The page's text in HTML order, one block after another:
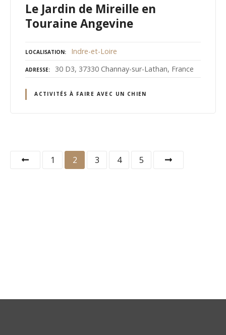
Le Jardin de Mireille en
Touraine Angevine
LOCALISATION Indre-et-Loire
ADRESSE 30 D3, 37330 Channay-sur-Lathan, France
ACTIVITÉS À FAIRE AVEC UN CHIEN
i
1 2 3 4 5